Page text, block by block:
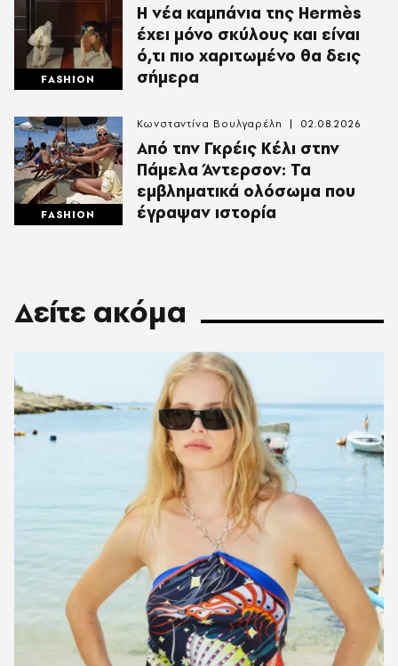
FASHION
Η νέα καμπάνια της Hermès
έχει μόνο σκύλους και είναι
ό,τι πιο χαριτωμένο θα δεις
σήμερα
FASHION
Από την Γκρέις Κέλι στην
Πάμελα Άντερσον: Τα
εμβληματικά ολόσωμα που
έγραψαν ιστορία
Κωνσταντίνα Βουλγαρέλη 02.08.2026
Δείτε ακόμα